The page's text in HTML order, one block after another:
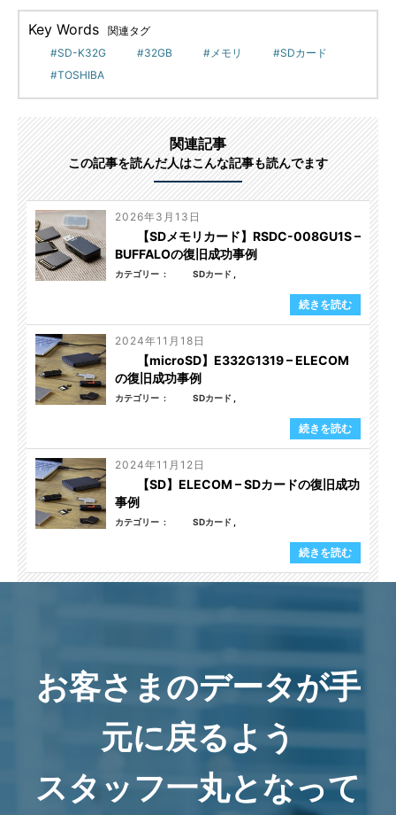
Key Words
関連タグ
SD-K32G
32GB メモリ
SDカード
TOSHIBA
関連記事
この記事を読んだ人はこんな記事も読んでます
2026年3月13日
【SDメモリカード】RSDC-008GU1S –
BUFFALOの復旧成功事例
カテゴリー SDカード
続きを読む
2024年11月18日
【microSD】E332G1319 – ELECOM
の復旧成功事例
カテゴリー SDカード
続きを読む
2024年11月12日
【SD】ELECOM – SDカードの復旧成功
事例
カテゴリー SDカード
続きを読む
お客さまのデータが手
元に戻るよう
スタッフ一丸となって